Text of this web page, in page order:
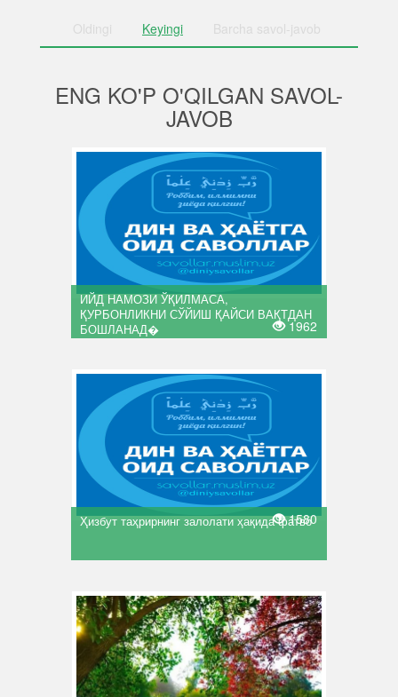
Oldingi Keyingi Barcha savol-javob
ENG KO'P O'QILGAN SAVOL-
JAVOB
ИЙД НАМОЗИ ЎҚИЛМАСА,
ҚУРБОНЛИКНИ СЎЙИШ ҚАЙСИ ВАҚТДАН
БОШЛАНАД�
1962
Ҳизбут таҳрирнинг залолати ҳақида фатво
1580